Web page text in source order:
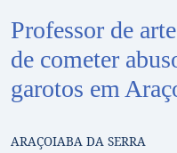
Professor de
de cometer
garotos em
ARAÇOIABA DA SERRA